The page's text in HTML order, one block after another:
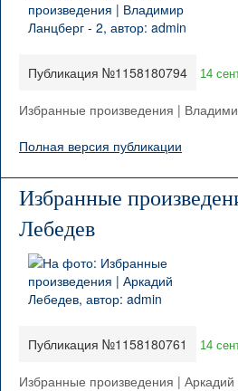
Публикация №1158180794 14
Избранные произведения |
Полная версия публикации
Избранные
Лебедев
Публикация №1158180761 14
Избранные произведения |